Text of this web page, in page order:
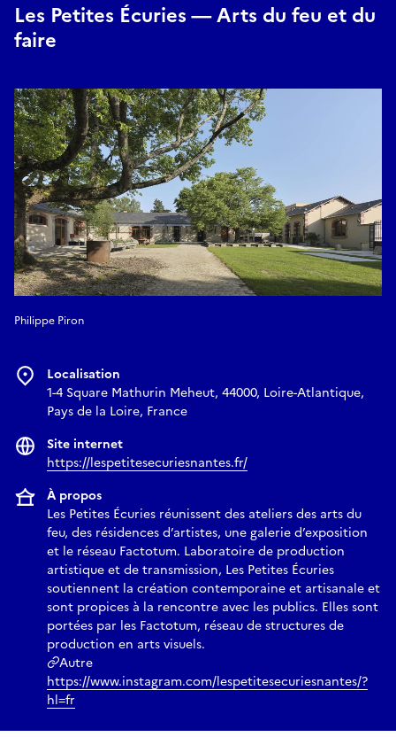
Les Petites Écuries — Arts du feu et du
faire
Philippe Piron
Localisation
1-4 Square Mathurin Meheut, 44000, Loire-Atlantique,
Pays de la Loire, France
Site internet
https://lespetitesecuriesnantes.fr/
À propos
Les Petites Écuries réunissent des ateliers des arts du
feu, des résidences d’artistes, une galerie d’exposition
et le réseau Factotum. Laboratoire de production
artistique et de transmission, Les Petites Écuries
soutiennent la création contemporaine et artisanale et
sont propices à la rencontre avec les publics. Elles sont
portées par les Factotum, réseau de structures de
production en arts visuels.
Autre
https://www.instagram.com/lespetitesecuriesnantes/?
hl=fr